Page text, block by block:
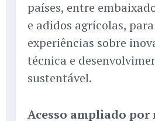
países, entre
e adidos agrícolas,
experiências sobre
técnica e
sustentável.
Acesso ampliado por